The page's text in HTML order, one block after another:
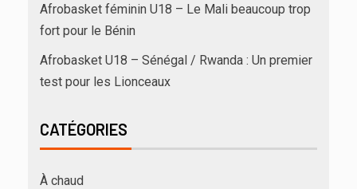
Afrobasket féminin U18 – Le Mali beaucoup trop
fort pour le Bénin
Afrobasket U18 – Sénégal / Rwanda : Un premier
test pour les Lionceaux
CATÉGORIES
À chaud